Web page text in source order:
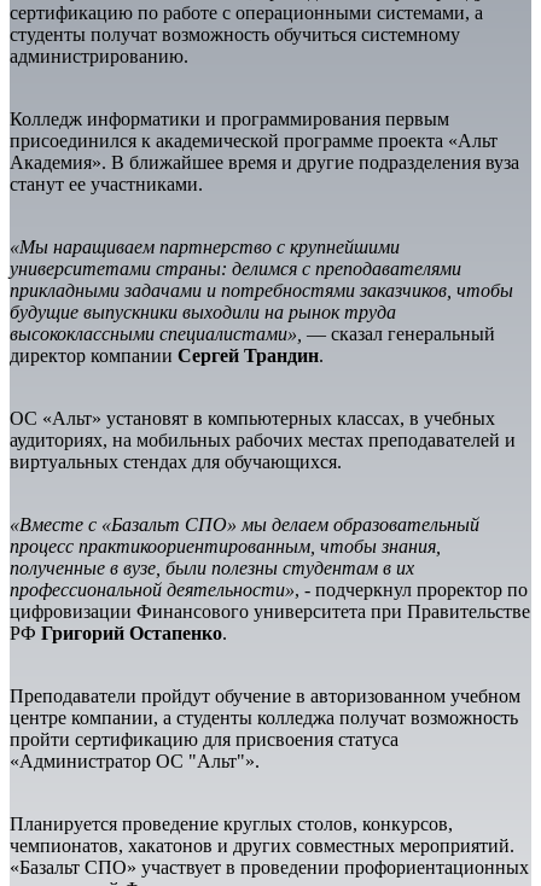
сертификацию по работе с операционными системами, а
студенты получат возможность обучиться системному
администрированию.
Колледж информатики и программирования первым
присоединился к академической программе проекта «Альт
Академия». В ближайшее время и другие подразделения вуза
станут ее участниками.
«Мы наращиваем партнерство с крупнейшими
университетами страны: делимся с преподавателями
прикладными задачами и потребностями заказчиков, чтобы
будущие выпускники выходили на рынок труда
высококлассными специалистами», ― сказал генеральный
директор компании Сергей Трандин.
ОС «Альт» установят в компьютерных классах, в учебных
аудиториях, на мобильных рабочих местах преподавателей и
виртуальных стендах для обучающихся.
«Вместе с «Базальт СПО» мы делаем образовательный
процесс практикоориентированным, чтобы знания,
полученные в вузе, были полезны студентам в их
профессиональной деятельности», - подчеркнул проректор по
цифровизации Финансового университета при Правительстве
РФ Григорий Остапенко.
Преподаватели пройдут обучение в авторизованном учебном
центре компании, а студенты колледжа получат возможность
пройти сертификацию для присвоения статуса
«Администратор ОС "Альт"».
Планируется проведение круглых столов, конкурсов,
чемпионатов, хакатонов и других совместных мероприятий.
«Базальт СПО» участвует в проведении профориентационных